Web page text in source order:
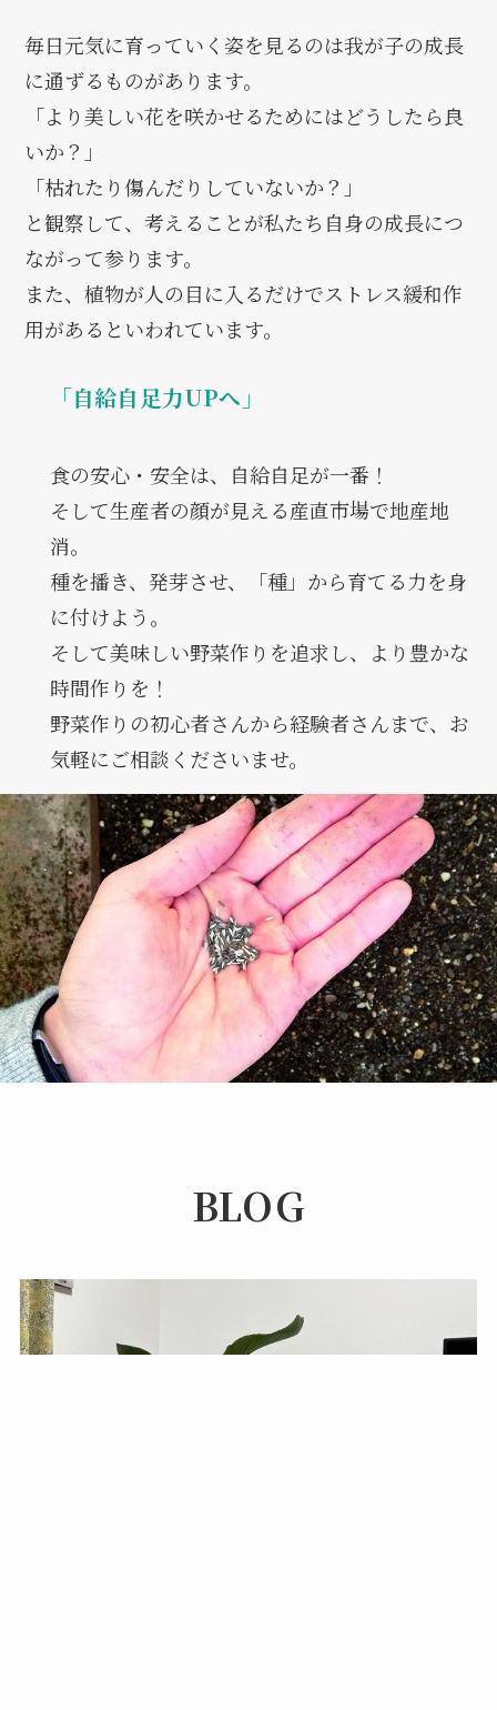
毎日元気に育っていく姿を見るのは我が子の成長
に通ずるものがあります。
「より美しい花を咲かせるためにはどうしたら良
いか？」
「枯れたり傷んだりしていないか？」
と観察して、考えることが私たち自身の成長につ
ながって参ります。
また、植物が人の目に入るだけでストレス緩和作
用があるといわれています。
「自給自足力UPへ」
食の安心・安全は、自給自足が一番！
そして生産者の顔が見える産直市場で地産地
消。
種を播き、発芽させ、「種」から育てる力を身
に付けよう。
そして美味しい野菜作りを追求し、より豊かな
時間作りを！
野菜作りの初心者さんから経験者さんまで、お
気軽にご相談くださいませ。
BLOG